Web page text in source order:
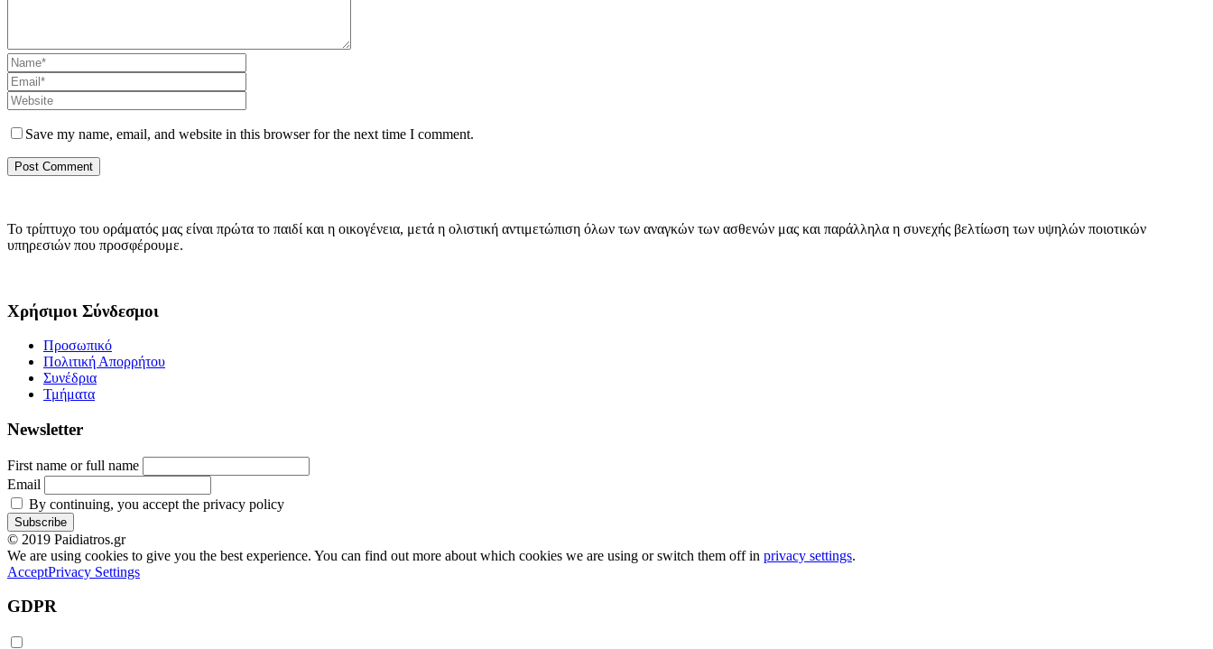
Save my name, email, and website in this browser for the next time I comment.
Το τρίπτυχο του οράματός μας είναι πρώτα το παιδί και η οικογένεια, μετά η ολιστική αντιμετώπιση όλων των αναγκών των ασθενών μας και παράλληλα η συνεχής βελτίωση των υψηλών ποιοτικών
υπηρεσιών που προσφέρουμε.
Χρήσιμοι Σύνδεσμοι
Προσωπικό
Πολιτική Απορρήτου
Συνέδρια
Τμήματα
Newsletter
First name or full name
Email
By continuing, you accept the privacy policy
© 2019 Paidiatros.gr
We are using cookies to give you the best experience. You can find out more about which cookies we are using or switch them off in privacy settings.
AcceptPrivacy Settings
GDPR